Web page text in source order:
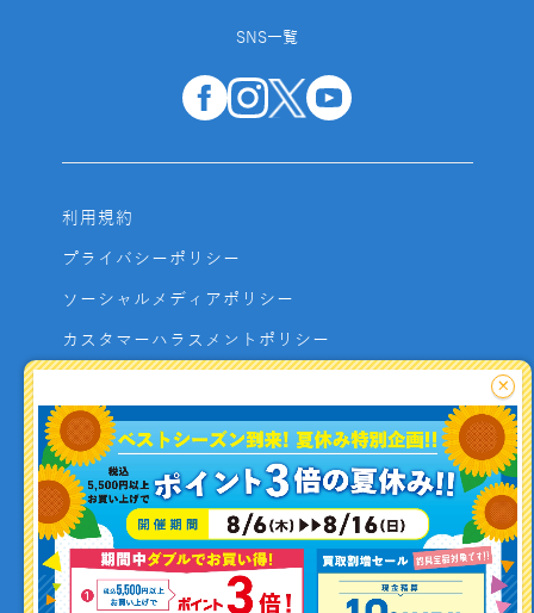
釣り情報を
投稿する
SNS一覧
利用規約
プライバシーポリシー
ソーシャルメディアポリシー
カスタマーハラスメントポリシー
よくあるご質問
お問い合わせ
利用者資金の保全方法
×